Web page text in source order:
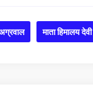
माता हिमालय